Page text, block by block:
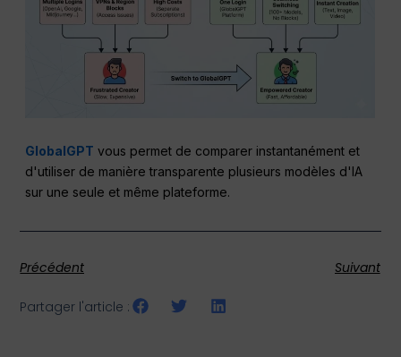
GlobalGPT vous permet de comparer instantanément et
d'utiliser de manière transparente plusieurs modèles d'IA
sur une seule et même plateforme.
Précédent Suivant
Partager l'article :